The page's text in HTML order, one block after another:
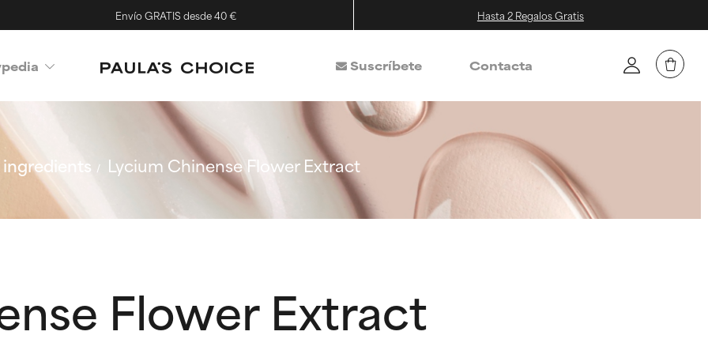
Envío GRATIS desde 40 € Hasta 2 Regalos Gratis
Suscríbete Contacta
Lycium Chinense Flower Extract
Flower Extract